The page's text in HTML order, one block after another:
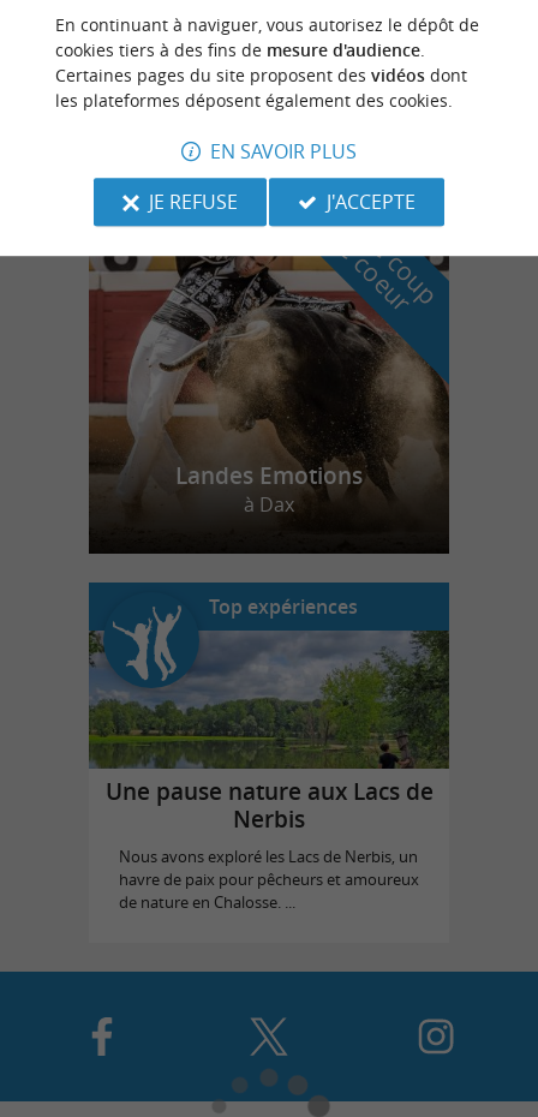
Office de Tourisme de Soorts-Hossegor
n
o
t
r
e
c
o
u
p
d
e
c
o
e
u
r
Landes Emotions
à Dax
Top expériences
Une pause nature aux Lacs de
Nerbis
Nous avons exploré les Lacs de Nerbis, un
havre de paix pour pêcheurs et amoureux
de nature en Chalosse. ...
En continuant à naviguer, vous autorisez le dépôt de
cookies tiers à des fins de mesure d'audience.
Certaines pages du site proposent des vidéosdont
les plateformes déposent également des cookies.
EN SAVOIR PLUS
JE REFUSE
J'ACCEPTE